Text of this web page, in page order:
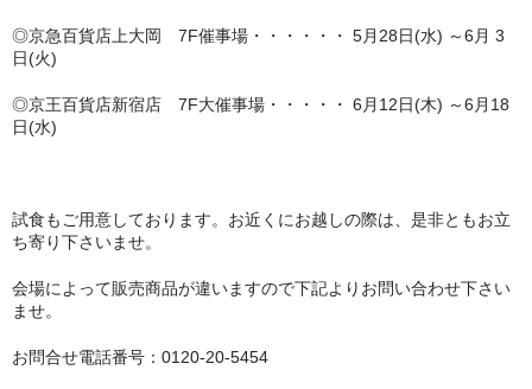
◎京急百貨店上大岡 7F催事場・・・・・・ 5月28日(水) ～6月 3
日(火)
◎京王百貨店新宿店 7F大催事場・・・・・ 6月12日(木) ～6月18
日(水)
試食もご用意しております。お近くにお越しの際は、是非ともお立
ち寄り下さいませ。
会場によって販売商品が違いますので下記よりお問い合わせ下さい
ませ。
お問合せ電話番号：0120-20-5454